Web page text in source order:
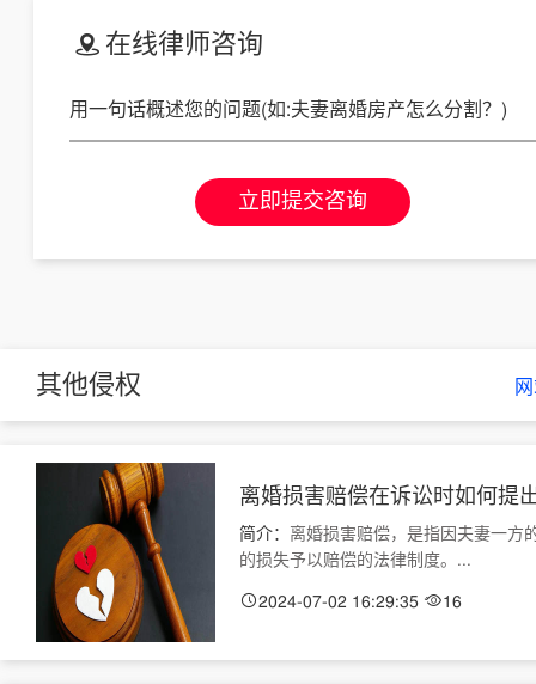
在线律师咨询
立即提交咨询
其他侵权
离婚损害赔偿在诉讼时如何提
简介： 离婚损害赔偿，是指因夫妻一方
的损失予以赔偿的法律制度。...
2024-07-02 16:29:35 16